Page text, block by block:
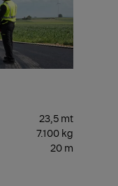
23,5 mt
7.100 kg
20 m